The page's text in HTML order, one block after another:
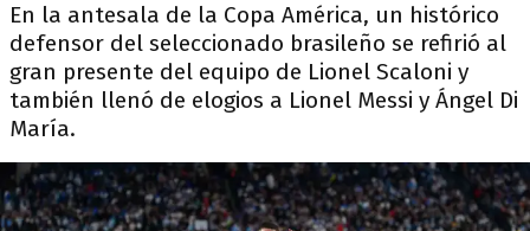
En la antesala de la Copa América, un histórico
defensor del seleccionado brasileño se refirió al
gran presente del equipo de Lionel Scaloni y
también llenó de elogios a Lionel Messi y Ángel Di
María.